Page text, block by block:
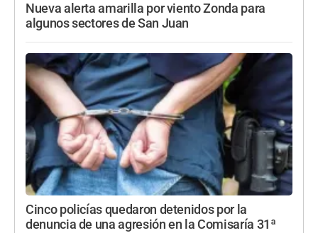
Nueva alerta amarilla por viento Zonda para
algunos sectores de San Juan
Cinco policías quedaron detenidos por la
denuncia de una agresión en la Comisaría 31ª